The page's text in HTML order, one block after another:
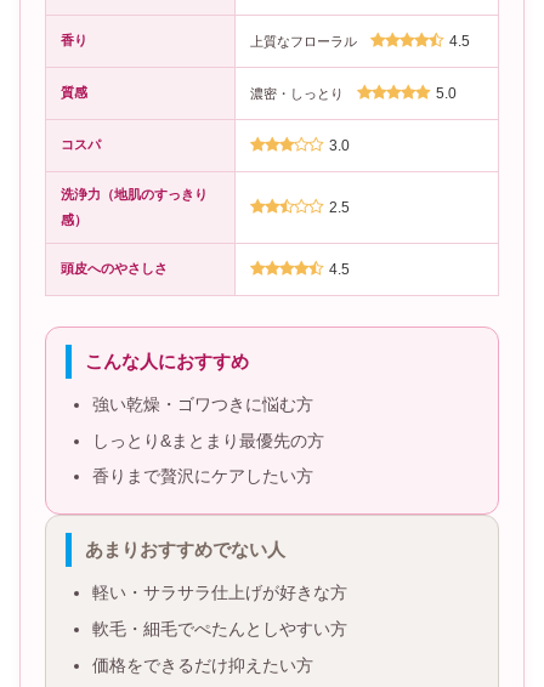
香り 上質なフローラル 4.5
質感 濃密・しっとり 5.0
コスパ 3.0
洗浄力（地肌のすっきり
感）
2.5
頭皮へのやさしさ 4.5
こんな人におすすめ
強い乾燥・ゴワつきに悩む方
しっとり&まとまり最優先の方
香りまで贅沢にケアしたい方
あまりおすすめでない人
軽い・サラサラ仕上げが好きな方
軟毛・細毛でぺたんとしやすい方
価格をできるだけ抑えたい方